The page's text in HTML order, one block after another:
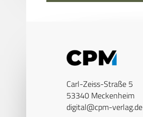
Carl-Zeiss-Straße 5
53340 Meckenheim
digital@cpm-verlag.de